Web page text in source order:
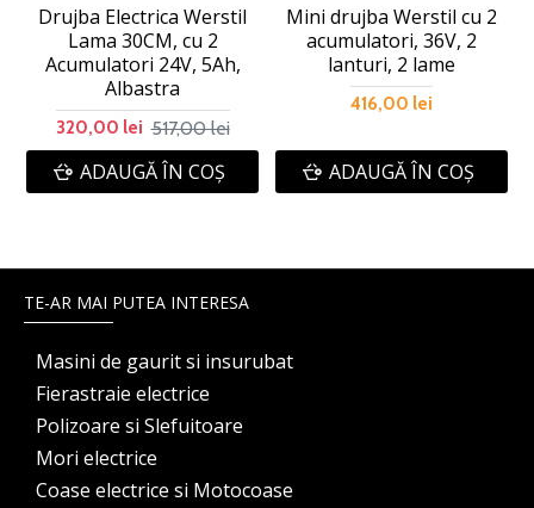
Drujba Electrica Werstil
Lama 30CM, cu 2
Acumulatori 24V, 5Ah,
Albastra
320,00 lei 517,00 lei
ADAUGĂ ÎN COŞ
Mini drujba Werstil cu 2
acumulatori, 36V, 2
lanturi, 2 lame
416,00 lei
ADAUGĂ ÎN COŞ
TE-AR MAI PUTEA INTERESA
Masini de gaurit si insurubat
Fierastraie electrice
Polizoare si Slefuitoare
Mori electrice
Coase electrice si Motocoase